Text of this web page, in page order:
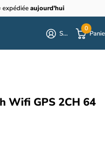
expédiéeaujourd'hui
S'identifier
0
Wifi GPS 2CH 64